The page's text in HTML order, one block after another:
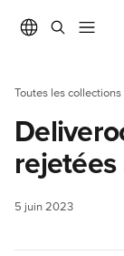
Toutes les collections
5 juin 2023